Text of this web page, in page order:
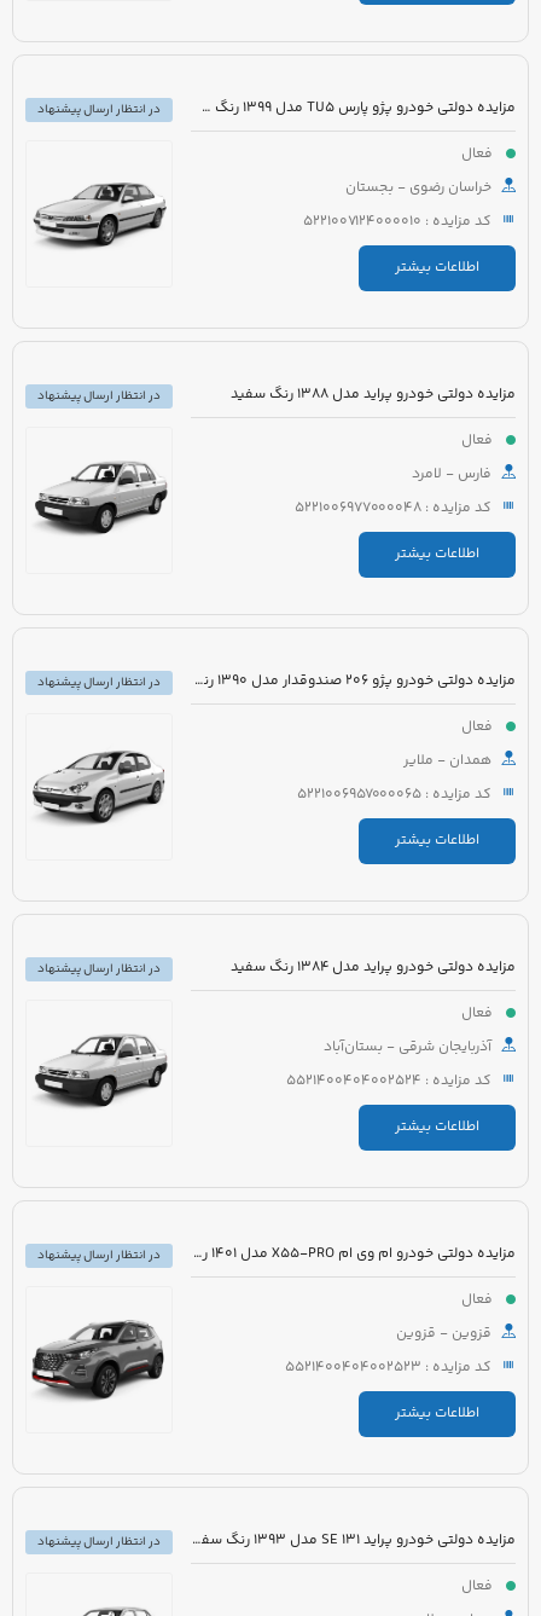
مزایده دولتی خودرو پژو پارس TU5 مدل 1399 رنگ سفید
فعال
خراسان رضوی - بجستان
کد مزایده : 5221007124000010
اطلاعات بیشتر
در انتظار ارسال پیشنهاد
مزایده دولتی خودرو پراید مدل 1388 رنگ سفید
فعال
فارس - لامرد
کد مزایده : 5221006977000048
اطلاعات بیشتر
در انتظار ارسال پیشنهاد
مزایده دولتی خودرو پژو 206 صندوقدار مدل 1390 رنگ سفید روغنی
فعال
همدان - ملایر
کد مزایده : 5221006957000065
اطلاعات بیشتر
در انتظار ارسال پیشنهاد
مزایده دولتی خودرو پراید مدل 1384 رنگ سفید
فعال
آذربایجان شرقی - بستان‌آباد
کد مزایده : 5521400404002524
اطلاعات بیشتر
در انتظار ارسال پیشنهاد
مزایده دولتی خودرو ام وی ام X55-PRO مدل 1401 رنگ مشکی متالیک
فعال
قزوین - قزوین
کد مزایده : 5521400404002523
اطلاعات بیشتر
در انتظار ارسال پیشنهاد
مزایده دولتی خودرو پراید 131 SE مدل 1393 رنگ سفید روغنی
فعال
در انتظار ارسال پیشنهاد